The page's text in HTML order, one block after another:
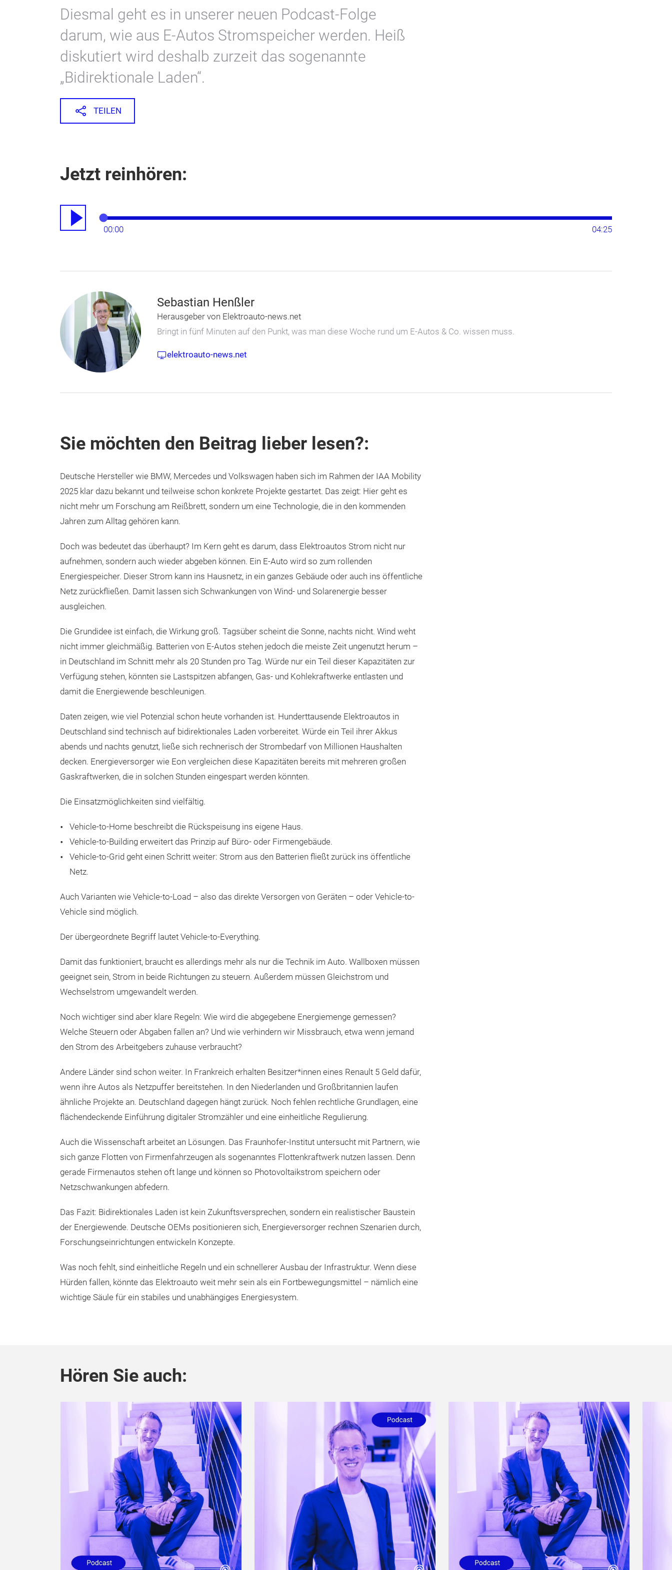
Diesmal geht es in unserer neuen Podcast-Folge
darum, wie aus E-Autos Stromspeicher werden. Heiß
diskutiert wird deshalb zurzeit das sogenannte
„Bidirektionale Laden“.
TEILEN
Jetzt reinhören:
00:00 04:25
Sebastian Henßler
Herausgeber von Elektroauto-news.net
Bringt in fünf Minuten auf den Punkt, was man diese Woche rund um E-Autos & Co. wissen muss.
elektroauto-news.net
Sie möchten den Beitrag lieber lesen?:
Deutsche Hersteller wie BMW, Mercedes und Volkswagen haben sich im Rahmen der IAA Mobility
2025 klar dazu bekannt und teilweise schon konkrete Projekte gestartet. Das zeigt: Hier geht es
nicht mehr um Forschung am Reißbrett, sondern um eine Technologie, die in den kommenden
Jahren zum Alltag gehören kann.
Doch was bedeutet das überhaupt? Im Kern geht es darum, dass Elektroautos Strom nicht nur
aufnehmen, sondern auch wieder abgeben können. Ein E-Auto wird so zum rollenden
Energiespeicher. Dieser Strom kann ins Hausnetz, in ein ganzes Gebäude oder auch ins öffentliche
Netz zurückfließen. Damit lassen sich Schwankungen von Wind- und Solarenergie besser
ausgleichen.
Die Grundidee ist einfach, die Wirkung groß. Tagsüber scheint die Sonne, nachts nicht. Wind weht
nicht immer gleichmäßig. Batterien von E-Autos stehen jedoch die meiste Zeit ungenutzt herum –
in Deutschland im Schnitt mehr als 20 Stunden pro Tag. Würde nur ein Teil dieser Kapazitäten zur
Verfügung stehen, könnten sie Lastspitzen abfangen, Gas- und Kohlekraftwerke entlasten und
damit die Energiewende beschleunigen.
Daten zeigen, wie viel Potenzial schon heute vorhanden ist. Hunderttausende Elektroautos in
Deutschland sind technisch auf bidirektionales Laden vorbereitet. Würde ein Teil ihrer Akkus
abends und nachts genutzt, ließe sich rechnerisch der Strombedarf von Millionen Haushalten
decken. Energieversorger wie Eon vergleichen diese Kapazitäten bereits mit mehreren großen
Gaskraftwerken, die in solchen Stunden eingespart werden könnten.
Die Einsatzmöglichkeiten sind vielfältig.
Vehicle-to-Home beschreibt die Rückspeisung ins eigene Haus.
Vehicle-to-Building erweitert das Prinzip auf Büro- oder Firmengebäude.
Vehicle-to-Grid geht einen Schritt weiter: Strom aus den Batterien fließt zurück ins öffentliche
Netz.
Auch Varianten wie Vehicle-to-Load – also das direkte Versorgen von Geräten – oder Vehicle-to-
Vehicle sind möglich.
Der übergeordnete Begriff lautet Vehicle-to-Everything.
Damit das funktioniert, braucht es allerdings mehr als nur die Technik im Auto. Wallboxen müssen
geeignet sein, Strom in beide Richtungen zu steuern. Außerdem müssen Gleichstrom und
Wechselstrom umgewandelt werden.
Noch wichtiger sind aber klare Regeln: Wie wird die abgegebene Energiemenge gemessen?
Welche Steuern oder Abgaben fallen an? Und wie verhindern wir Missbrauch, etwa wenn jemand
den Strom des Arbeitgebers zuhause verbraucht?
Andere Länder sind schon weiter. In Frankreich erhalten Besitzer*innen eines Renault 5 Geld dafür,
wenn ihre Autos als Netzpuffer bereitstehen. In den Niederlanden und Großbritannien laufen
ähnliche Projekte an. Deutschland dagegen hängt zurück. Noch fehlen rechtliche Grundlagen, eine
flächendeckende Einführung digitaler Stromzähler und eine einheitliche Regulierung.
Auch die Wissenschaft arbeitet an Lösungen. Das Fraunhofer-Institut untersucht mit Partnern, wie
sich ganze Flotten von Firmenfahrzeugen als sogenanntes Flottenkraftwerk nutzen lassen. Denn
gerade Firmenautos stehen oft lange und können so Photovoltaikstrom speichern oder
Netzschwankungen abfedern.
Das Fazit: Bidirektionales Laden ist kein Zukunftsversprechen, sondern ein realistischer Baustein
der Energiewende. Deutsche OEMs positionieren sich, Energieversorger rechnen Szenarien durch,
Forschungseinrichtungen entwickeln Konzepte.
Was noch fehlt, sind einheitliche Regeln und ein schnellerer Ausbau der Infrastruktur. Wenn diese
Hürden fallen, könnte das Elektroauto weit mehr sein als ein Fortbewegungsmittel – nämlich eine
wichtige Säule für ein stabiles und unabhängiges Energiesystem.
Hören Sie auch: